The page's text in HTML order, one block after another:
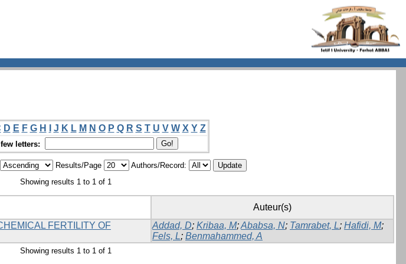
D E F G H J K L M N O P Q R S T U V W X Y Z
letters:
Results/Page
Authors/Record:
Showing results 1 to 1 of 1
Auteur(s)
FERTILITY OF
Addad, D; Kribaa, M;Ababsa, N; Tamrabet, L; Hafidi, M;
Fels, L; Benmahammed, A
Showing results 1 to 1 of 1